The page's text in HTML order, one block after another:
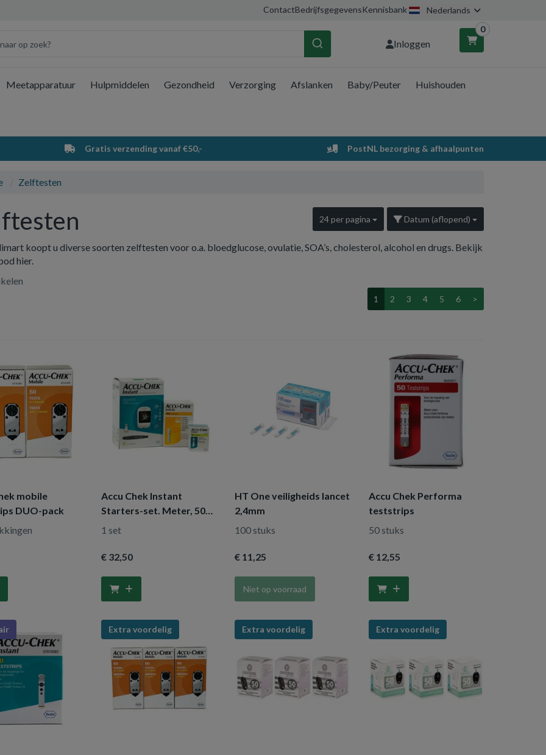
ContactBedrijfsgegevensKennisbank Nederlands
Inloggen
0
Winkelwagen
Uw winkelwagen is leeg.
Vul hem met producten.
Meetapparatuur Hulpmiddelen Gezondheid Verzorging Afslanken Baby/Peuter Huishouden
Gratis verzending vanaf €50,- PostNL bezorging & afhaalpunten
Zelftesten
Datum (aflopend)
24 per pagina
koopt u diverse soorten zelftesten voor o.a. bloedglucose, ovulatie, SOA’s, cholesterol, alcohol en drugs. Bekijk
hier.
1 2 3 4 5 6 >
mobile
DUO-pack
Accu Chek Instant
Starters-set. Meter, 50
strips, prikpen en 200
1 set
€ 32,50
HT One veiligheids lancet
2,4mm
100 stuks
€ 11,25
Niet op voorraad
Accu Chek Performa
teststrips
50 stuks
€ 12,55
Extra voordelig Extra voordelig Extra voordelig